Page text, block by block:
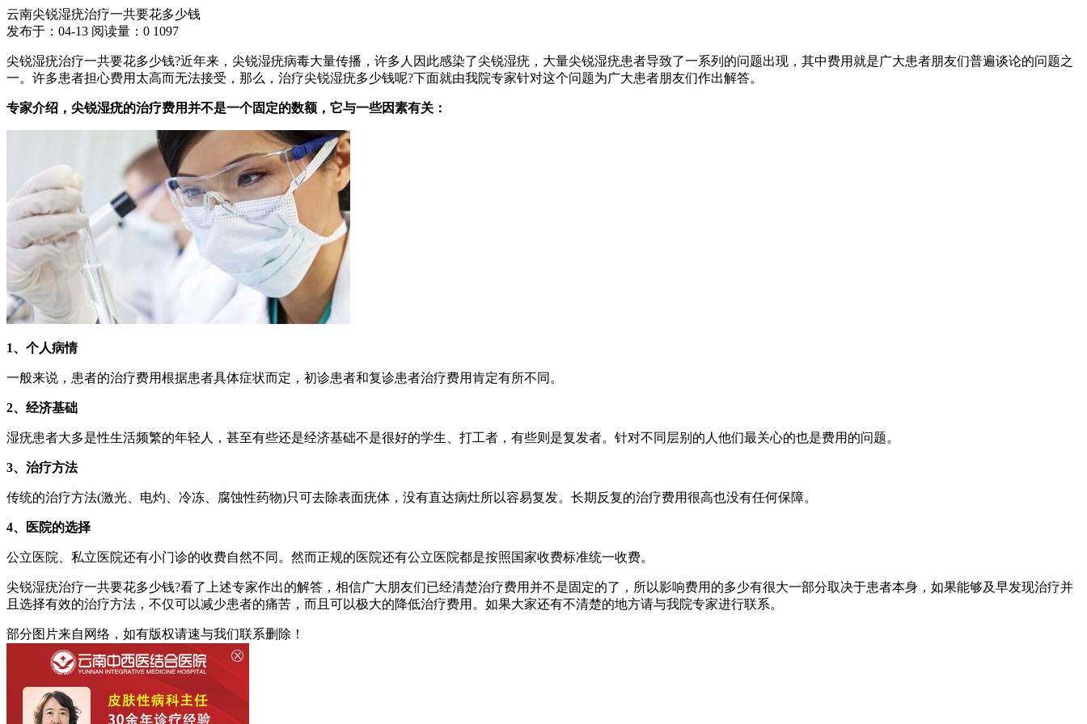
云南尖锐湿疣治疗一共要花多少钱
发布于：04-13 阅读量： 0 1097
尖锐湿疣治疗一共要花多少钱?近年来，尖锐湿疣病毒大量传播，许多人因此感染了尖锐湿疣，大量尖锐湿疣患者导致了一系列的问题出现，其中费用就是广大患者朋友们普遍谈论的问题之
一。许多患者担心费用太高而无法接受，那么，治疗尖锐湿疣多少钱呢?下面就由我院专家针对这个问题为广大患者朋友们作出解答。
专家介绍，尖锐湿疣的治疗费用并不是一个固定的数额，它与一些因素有关：
1、个人病情
一般来说，患者的治疗费用根据患者具体症状而定，初诊患者和复诊患者治疗费用肯定有所不同。
2、经济基础
湿疣患者大多是性生活频繁的年轻人，甚至有些还是经济基础不是很好的学生、打工者，有些则是复发者。针对不同层别的人他们最关心的也是费用的问题。
3、治疗方法
传统的治疗方法(激光、电灼、冷冻、腐蚀性药物)只可去除表面疣体，没有直达病灶所以容易复发。长期反复的治疗费用很高也没有任何保障。
4、医院的选择
公立医院、私立医院还有小门诊的收费自然不同。然而正规的医院还有公立医院都是按照国家收费标准统一收费。
尖锐湿疣治疗一共要花多少钱?看了上述专家作出的解答，相信广大朋友们已经清楚治疗费用并不是固定的了，所以影响费用的多少有很大一部分取决于患者本身，如果能够及早发现治疗并
且选择有效的治疗方法，不仅可以减少患者的痛苦，而且可以极大的降低治疗费用。如果大家还有不清楚的地方请与我院专家进行联系。
部分图片来自网络，如有版权请速与我们联系删除！